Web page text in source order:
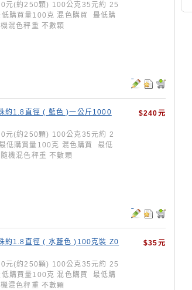
元(約250顆) 100公克35元約 25
低購買量100克 混色購買 最低購
混色秤重 不數顆
$240元
約1.8直徑 ( 藍色 )一公斤1000
元(約250顆) 100公克35元約 2
低購買量100克 混色購買 最低
機混色秤重 不數顆
$35元
約1.8直徑 ( 水藍色 )100克裝 Z0
元(約250顆) 100公克35元約 25
低購買量100克 混色購買 最低購
混色秤重 不數顆